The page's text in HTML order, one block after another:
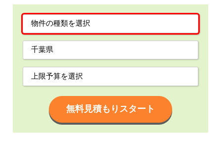
無料見積もりスタート